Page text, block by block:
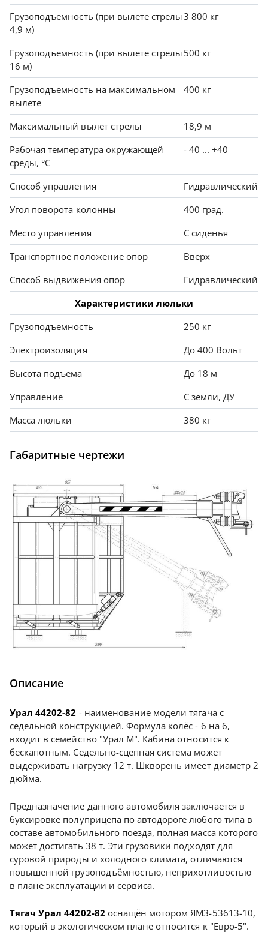
Грузоподъемность (при вылете стрелы
4,9 м)
3 800 кг
Грузоподъемность (при вылете стрелы
16 м)
500 кг
Грузоподъемность на максимальном
вылете
400 кг
Максимальный вылет стрелы
18,9 м
Рабочая температура окружающей
среды, °C
- 40 ... +40
Способ управления
Гидравлический
Угол поворота колонны
400 град.
Место управления
С сиденья
Транспортное положение опор
Вверх
Способ выдвижения опор
Гидравлический
Характеристики люльки
Грузоподъемность
250 кг
Электроизоляция
До 400 Вольт
Высота подъема
До 18 м
Управление
С земли, ДУ
Масса люльки
380 кг
Габаритные чертежи
Описание
Урал 44202-82 - наименование модели тягача с
седельной конструкцией. Формула колёс - 6 на 6,
входит в семейство "Урал М". Кабина относится к
бескапотным. Седельно-сцепная система может
выдерживать нагрузку 12 т. Шкворень имеет диаметр 2
дюйма.
Предназначение данного автомобиля заключается в
буксировке полуприцепа по автодороге любого типа в
составе автомобильного поезда, полная масса которого
может достигать 38 т. Эти грузовики подходят для
суровой природы и холодного климата, отличаются
повышенной грузоподъёмностью, неприхотливостью
в плане эксплуатации и сервиса.
Тягач Урал 44202-82оснащён мотором ЯМЗ-53613-10,
который в экологическом плане относится к "Евро-5".